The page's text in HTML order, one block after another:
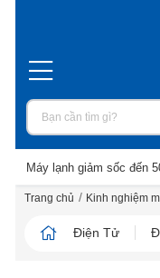
Máy lạnh giảm sốc đến
Trang chủ / Kinh nghiệm
Điện Tử